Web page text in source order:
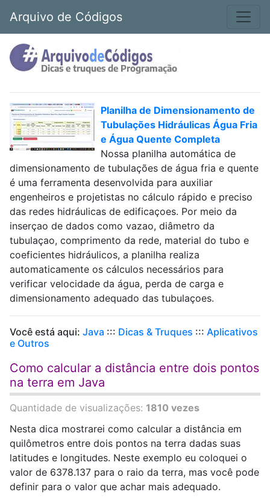
Arquivo de Códigos
Planilha de Dimensionamento de
Tubulações Hidráulicas Água Fria
e Água Quente Completa
Nossa planilha automática de
dimensionamento de tubulações de água fria e quente
é uma ferramenta desenvolvida para auxiliar
engenheiros e projetistas no cálculo rápido e preciso
das redes hidráulicas de edificaçoes. Por meio da
inserçao de dados como vazao, diâmetro da
tubulaçao, comprimento da rede, material do tubo e
coeficientes hidráulicos, a planilha realiza
automaticamente os cálculos necessários para
verificar velocidade da água, perda de carga e
dimensionamento adequado das tubulaçoes.
Você está aqui: Java ::: Dicas & Truques ::: Aplicativos
e Outros
Como calcular a distância entre dois pontos
na terra em Java
Quantidade de visualizações: 1810 vezes
Nesta dica mostrarei como calcular a distância em
quilômetros entre dois pontos na terra dadas suas
latitudes e longitudes. Neste exemplo eu coloquei o
valor de 6378.137 para o raio da terra, mas você pode
definir para o valor que achar mais adequado.